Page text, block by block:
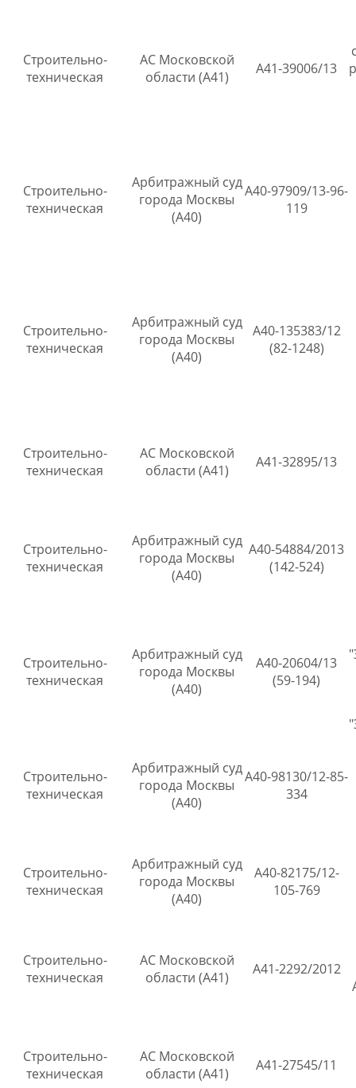
Строительно-
техническая
АС Московской
области (А41)
А41-39006/13
Строительно-
техническая
Арбитражный суд
города Москвы
(А40)
А40-97909/13-96-
119
Строительно-
техническая
Арбитражный суд
города Москвы
(А40)
А40-135383/12
(82-1248)
Строительно-
техническая
АС Московской
области (А41)
А41-32895/13
Строительно-
техническая
Арбитражный суд
города Москвы
(А40)
А40-54884/2013
(142-524)
Строительно-
техническая
Арбитражный суд
города Москвы
(А40)
А40-20604/13
(59-194)
Строительно-
техническая
Арбитражный суд
города Москвы
(А40)
А40-98130/12-85-
334
Строительно-
техническая
Арбитражный суд
города Москвы
(А40)
А40-82175/12-
105-769
Строительно-
техническая
АС Московской
области (А41)
А41-2292/2012
Строительно-
техническая
АС Московской
области (А41)
А41-27545/11